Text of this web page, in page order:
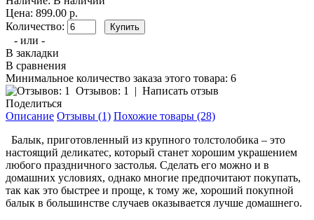
Цена: 899.00 р.
Количество:
- или -
В закладки
В сравнения
Минимальное количество заказа этого товара: 6
Отзывов: 1
| Написать отзыв
Поделиться
Описание Отзывы (1) Похожие товары (28)
Балык, приготовленный из крупного толстолобика – это
настоящий деликатес, который станет хорошим украшением
любого праздничного застолья. Сделать его можно и в
домашних условиях, однако многие предпочитают покупать,
так как это быстрее и проще, к тому же, хороший покупной
балык в большинстве случаев оказывается лучше домашнего.